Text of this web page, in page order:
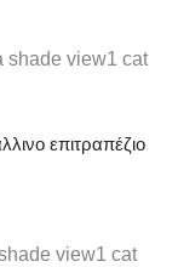
επιτραπέζιο